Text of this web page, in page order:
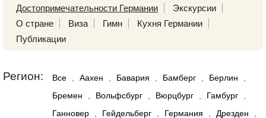
Достопримечательности Германии
Экскурсии
О стране
Виза Гимн
Кухня Германии
Публикации
Регион: Все Аахен Бавария Бамберг Берлин
Бремен
Вольфсбург Вюрцбург Гамбург
Ганновер
Гейдельберг Германия Дрезден